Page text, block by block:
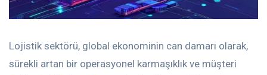
Lojistik sektörü, global ekonominin can damarı olarak,
sürekli artan bir operasyonel karmaşıklık ve müşteri